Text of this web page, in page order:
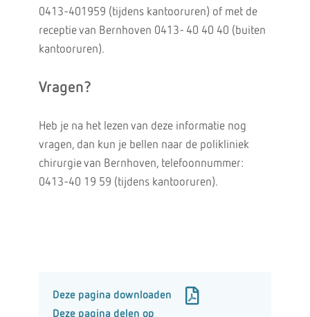
0413-401959 (tijdens kantooruren) of met de
receptie van Bernhoven 0413- 40 40 40 (buiten
kantooruren).
Vragen?
Heb je na het lezen van deze informatie nog
vragen, dan kun je bellen naar de polikliniek
chirurgie van Bernhoven, telefoonnummer:
0413-40 19 59 (tijdens kantooruren).
Deze pagina downloaden
Deze pagina delen op